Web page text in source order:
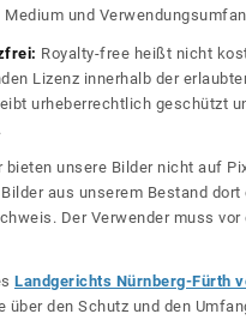
und
Royalty-free heißt nicht
Lizenz innerhalb der
urheberrechtlich geschützt
bieten unsere Bilder nicht auf
aus unserem Bestand
Der Verwender muss
Landgerichts Nürnberg-Fürth
den Schutz und den